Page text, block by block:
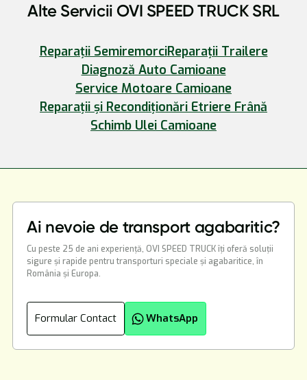
Alte Servicii OVI SPEED TRUCK SRL
Reparații SemiremorciReparații Trailere
Diagnoză Auto Camioane
Service Motoare Camioane
Reparații și Recondiționări Etriere Frână
Schimb Ulei Camioane
Ai nevoie de transport agabaritic?
Cu peste 25 de ani experiență, OVI SPEED TRUCK îți oferă soluții
sigure și rapide pentru transporturi speciale și agabaritice, în
România și Europa.
Formular Contact WhatsApp